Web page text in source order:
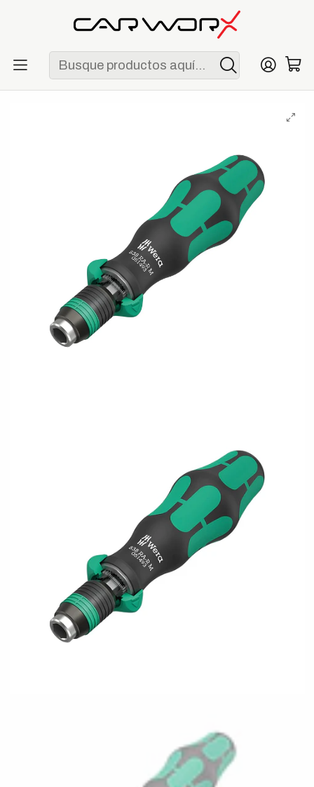
ENVÍO GRATIS POR COMPRAS MAYORES A S/ 250
Destornilladores
Wera 838 RA-R M Porta-Puntas Rapidaptor con Ratchet 1/4" x
123.5 mm